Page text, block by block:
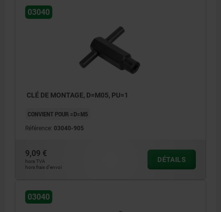
03040
CLÉ DE MONTAGE, D=M05, PU=1
CONVIENT POUR =D=M5
Référence: 03040-905
9,09 €
hors TVA
hors frais d’envoi
DÉTAILS
03040